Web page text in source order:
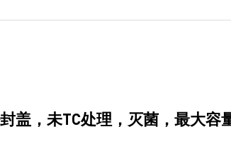
盖，未TC处理，灭菌，最大